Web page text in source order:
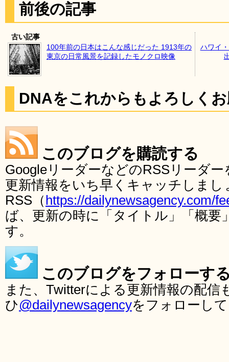
前後の記事
古い記事
100年前の日本はこんな感じだった 1913年の
東京の日常風景を記録したモノクロ映像
ハワイ
DNAをこれからもよろしく
このブログを購読する
GoogleリーダーなどのRSSリーダ
更新情報をいち早くキャッチしま
RSS（ https://dailynewsagency.com/
ば、更新の時に「タイトル」「概要
す。
このブログをフォローす
また、Twitterによる更新情報の配
ひ@dailynewsagencyをフォローし